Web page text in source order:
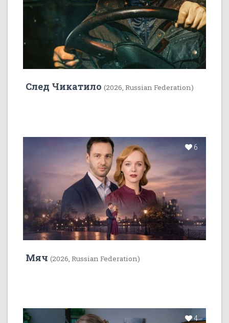
След Чикатило (2026, Russian Federation)
6
Мяч (2026, Russian Federation)
4